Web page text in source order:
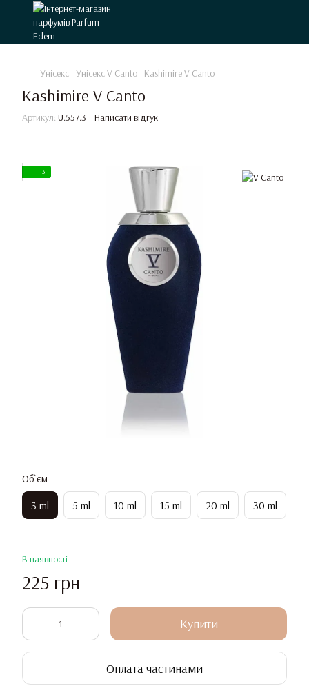
Унісекс Унісекс V Canto Kashimire V Canto
Kashimire V Canto
Артикул: U.557.3 Написати відгук
3
Об`єм
3 ml 5 ml 10 ml 15 ml 20 ml 30 ml
В наявності
225 грн
Купити
Оплата частинами